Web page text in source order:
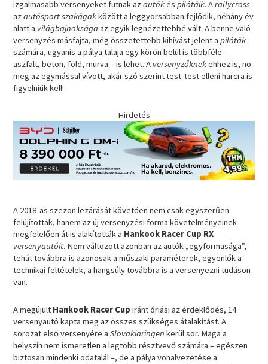
izgalmasabb versenyeket futnak azautókéspilótáik. Arallycross
azautósport szakágakközött a leggyorsabban fejlődik, néhány év
alatt a világbajnokságaaz egyik legnézettebbé vált. A benne való
versenyzés másfajta, még összetettebb kihívást jelent apilóták
számára, ugyanis a pálya talaja egy körön belül is többféle –
aszfalt, beton, föld, murva – is lehet. A versenyzőknekehhez is, no
meg az egymással vívott, akár szó szerint test-test elleni harcra is
figyelniük kell!
Hirdetés
A 2018-as szezon lezárását követően nem csak egyszerűen
felújították, hanem az új versenyzési forma követelményeinek
megfelelően át is alakították a Hankook Racer Cup RX
versenyautóit. Nem változott azonban az autók „egyformasága”,
tehát továbbra is azonosak a műszaki paraméterek, egyenlők a
technikai feltételek, a hangsúly továbbra is a versenyezni tudáson
van.
A megújult Hankook Racer Cup iránt óriási az érdeklődés, 14
versenyautó kapta meg az összes szükséges átalakítást. A
sorozat első versenyére aSlovakiaringen kerül sor. Maga a
helyszín nem ismeretlen a legtöbb résztvevő számára – egészen
biztosan mindenki odatalál –, de a pálya vonalvezetése a